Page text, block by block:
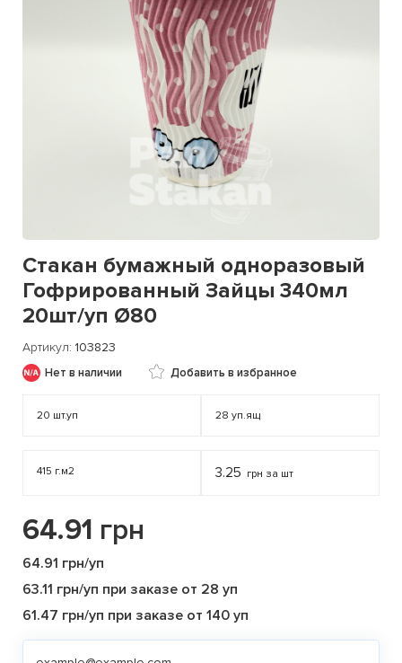
Стакан бумажный одноразовый
Гофрированный Зайцы 340мл
20шт/уп Ø80
Артикул 103823
Нет в наличии Добавить в избранное
20 шт.уп 28 уп.ящ
415 г.м2 3.25 грн за шт
64.91 грн
64.91 грн/уп
63.11 грн/уп при заказе от 28 уп
61.47 грн/уп при заказе от 140 уп